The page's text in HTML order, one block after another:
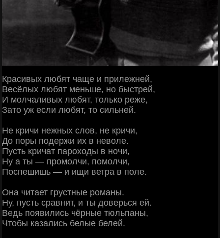
Красивых любят чаще и прилежней,
Весёлых любят меньше, но быстрей,
И молчаливых любят, только реже,
Зато уж если любят, то сильней.
Не кричи нежных слов, не кричи,
До поры подержи их в неволе.
Пусть кричат пароходы в ночи,
Ну а ты — промолчи, помолчи,
Поспешишь — и ищи ветра в поле.
Она читает грустные романы.
Ну, пусть сравнит, и ты доверься ей.
Ведь появились чёрные тюльпаны,
Чтобы казались белые белей.